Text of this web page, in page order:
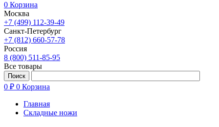
0 Корзина
Москва
+7 (499) 112-39-49
Санкт-Петербург
+7 (812) 660-57-78
Россия
8 (800) 511-85-95
Все товары
0 ₽ 0 Корзина
Главная
Складные ножи